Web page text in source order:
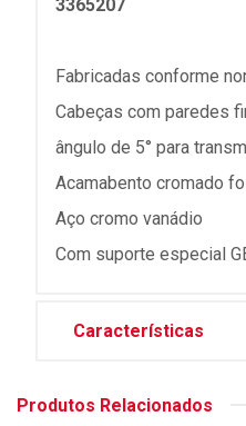
3365207
Fabricadas conforme
Cabeças com paredes
ângulo de 5° para
Acamabento cromado
Aço cromo vanádio
Com suporte especial
Características
Produtos Relacionados